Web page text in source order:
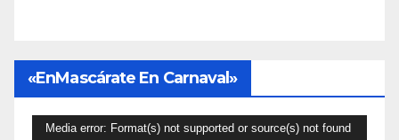
«EnMascárate En Carnaval»
Reproductor
Media error: Format(s) not supported or source(s) not found